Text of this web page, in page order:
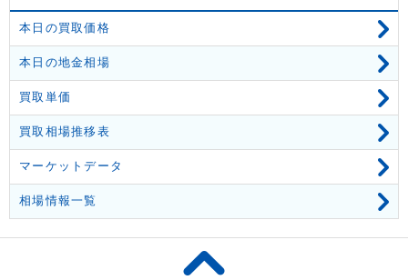
本日の買取価格
本日の地金相場
買取単価
買取相場推移表
マーケットデータ
相場情報一覧